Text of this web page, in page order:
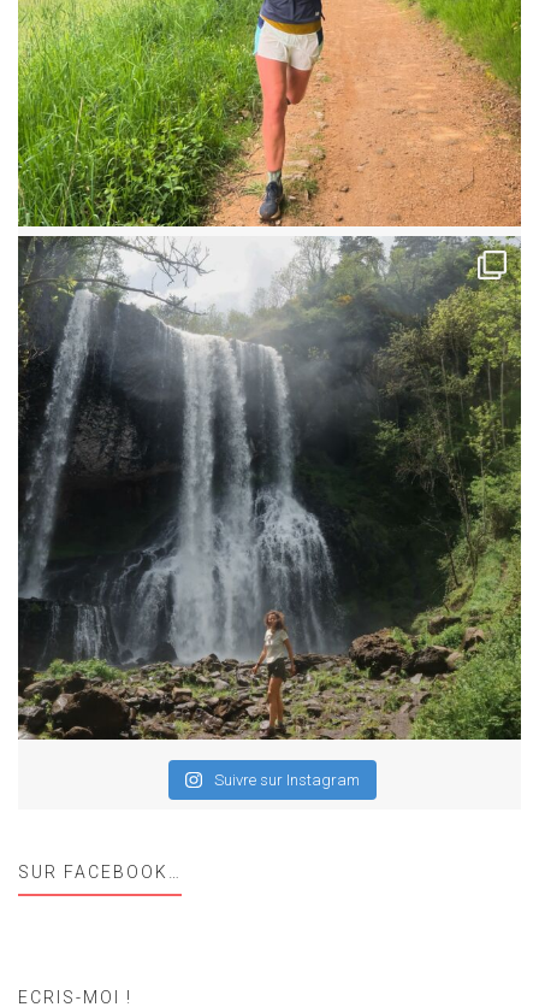
Suivre sur Instagram
SUR FACEBOOK…
ECRIS-MOI !